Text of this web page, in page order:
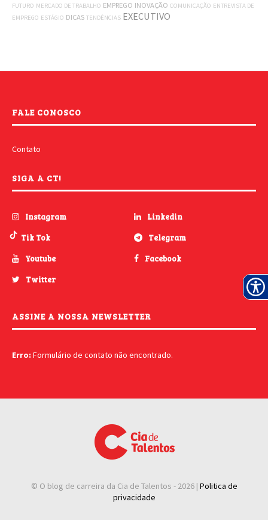
FUTURO MERCADO DE TRABALHO EMPREGO INOVAÇÃO COMUNICAÇÃO ENTREVISTA DE
EMPREGO ESTÁGIO DICAS TENDÊNCIAS EXECUTIVO
FALE CONOSCO
Contato
SIGA A CT!
Instagram
Linkedin
Tik Tok
Telegram
Youtube
Facebook
Twitter
ASSINE A NOSSA NEWSLETTER
Erro: Formulário de contato não encontrado.
© O blog de carreira da Cia de Talentos - 2026 | Politica de
privacidade